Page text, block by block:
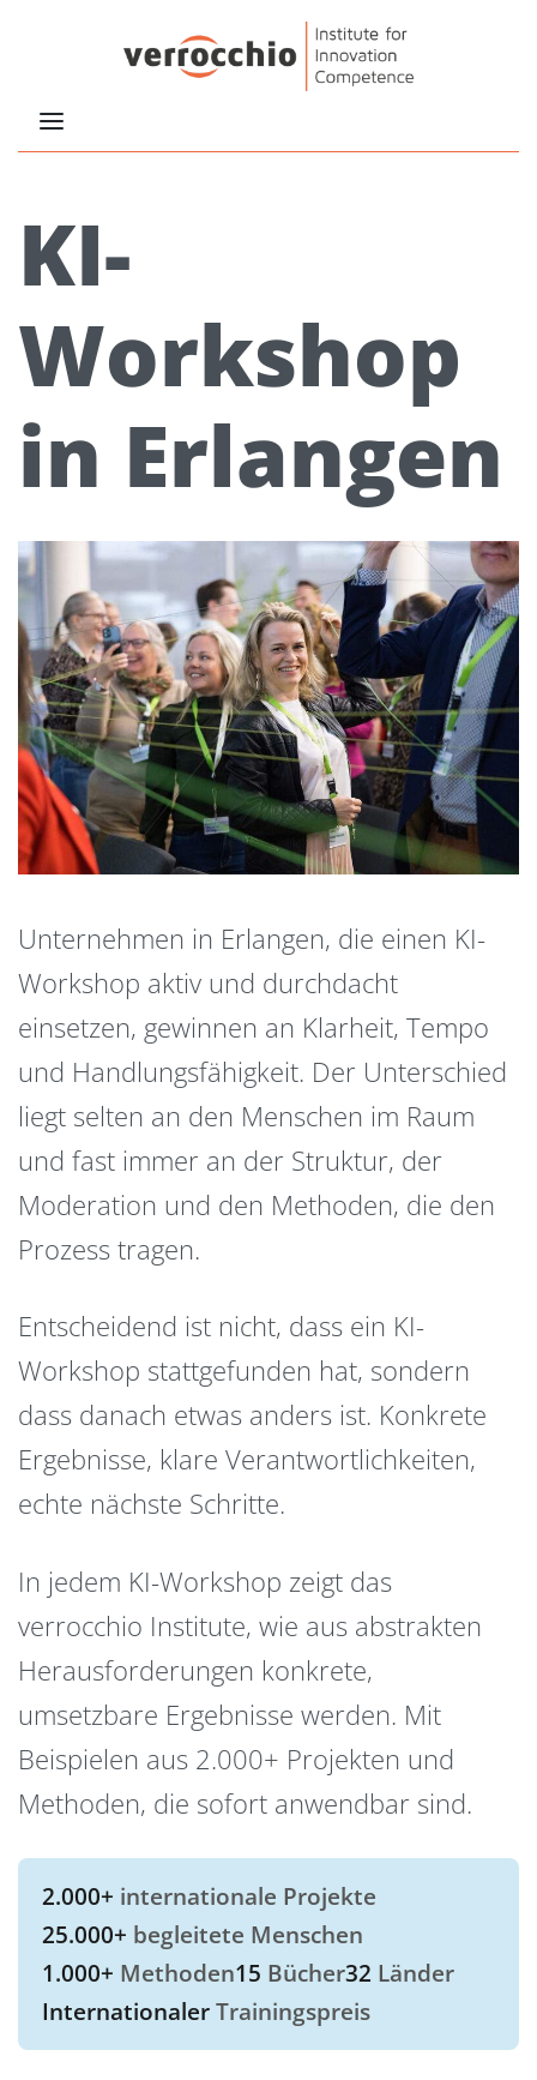
KI-
Workshop
in Erlangen
Unternehmen in Erlangen, die einen KI-
Workshop aktiv und durchdacht
einsetzen, gewinnen an Klarheit, Tempo
und Handlungsfähigkeit. Der Unterschied
liegt selten an den Menschen im Raum
und fast immer an der Struktur, der
Moderation und den Methoden, die den
Prozess tragen.
Entscheidend ist nicht, dass ein KI-
Workshop stattgefunden hat, sondern
dass danach etwas anders ist. Konkrete
Ergebnisse, klare Verantwortlichkeiten,
echte nächste Schritte.
In jedem KI-Workshop zeigt das
verrocchio Institute, wie aus abstrakten
Herausforderungen konkrete,
umsetzbare Ergebnisse werden. Mit
Beispielen aus 2.000+ Projekten und
Methoden, die sofort anwendbar sind.
2.000+ internationale Projekte
25.000+ begleitete Menschen
1.000+ Methoden15 Bücher32 Länder
InternationalerTrainingspreis